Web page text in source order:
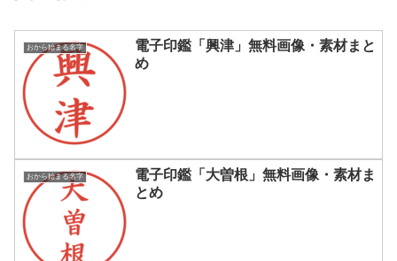
おから始まる名字
電子印鑑「興津」無料画像・素材まと
め
おから始まる名字
電子印鑑「大曽根」無料画像・素材ま
とめ